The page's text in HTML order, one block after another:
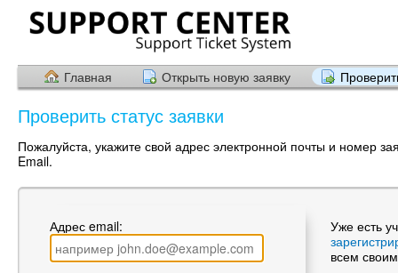
Главная Открыть новую заявку
Проверить статус заявки
Пожалуйста, укажите свой адрес электронной почты и номер
Email.
Адрес email:
Уже есть
всем